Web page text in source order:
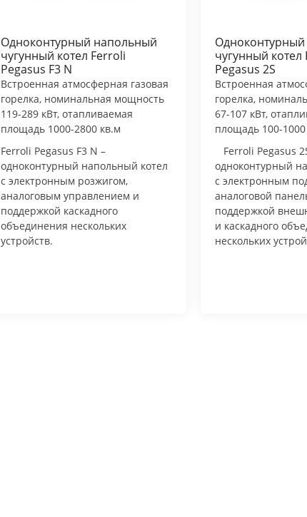
Одноконтурный напольный
чугунный котел Ferroli
Pegasus F3 N
Встроенная атмосферная газовая
горелка, номинальная мощность
119-289 кВт, отапливаемая
площадь 1000-2800 кв.м
Ferroli Pegasus F3 N –
одноконтурный напольный котел
с электронным розжигом,
аналоговым управлением и
поддержкой каскадного
объединения нескольких
устройств.
чугунный котел
Pegasus 2S
Встроенная
горелка,
67-107 кВт,
площадь 100-
Ferroli Pegasus
одноконтурный
с электронным
аналоговой
поддержкой
и каскадного
нескольких